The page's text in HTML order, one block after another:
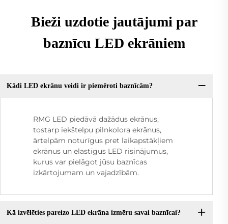
Bieži uzdotie jautājumi par
baznīcu LED ekrāniem
Kādi LED ekrānu veidi ir piemēroti baznīcām?
RMG LED piedāvā dažādus ekrānus,
tostarp iekštelpu pilnkolora ekrānus,
ārtelpām noturīgus pret laikapstākļiem
ekrānus un elastīgus LED risinājumus,
kurus var pielāgot jūsu baznīcas
izkārtojumam un vajadzībām.
Kā izvēlēties pareizo LED ekrāna izmēru savai baznīcai?